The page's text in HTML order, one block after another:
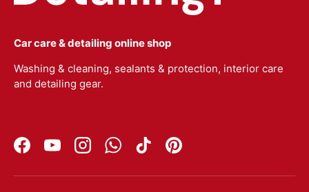
Car care & detailing online shop
Washing & cleaning, sealants & protection, interior care
and detailing gear.
FacebookYouTubeInstagramWhatsAppTikTokPinterest